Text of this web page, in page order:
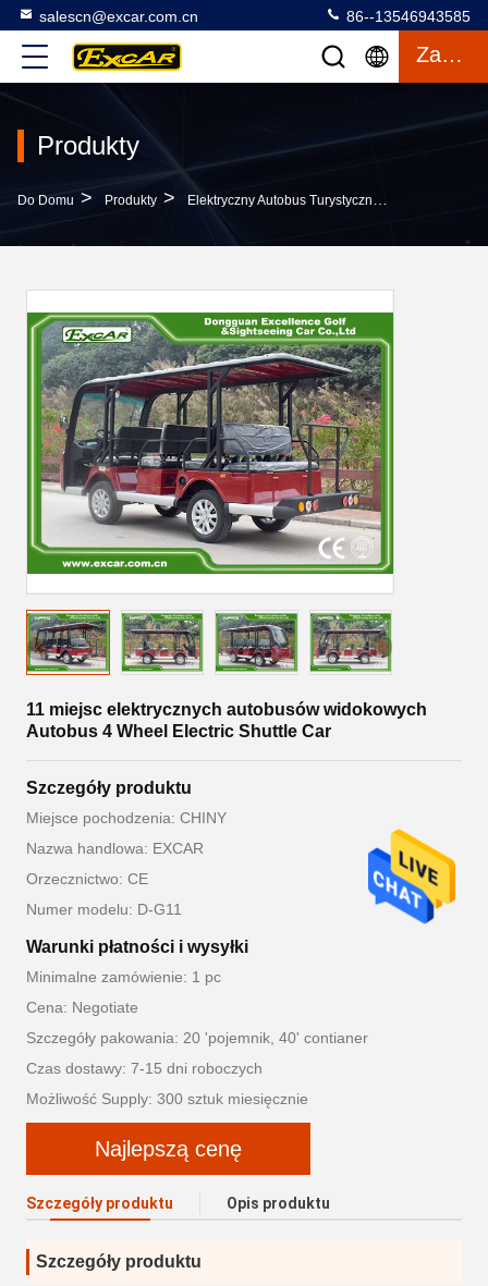
salescn@excar.com.cn 86--13546943585
Zacytować
Produkty
Do Domu > Produkty > Elektryczny Autobus Turystyczny >
11 miejsc elektrycznych autobusów widokowych
Autobus 4 Wheel Electric Shuttle Car
Szczegóły produktu
Miejsce pochodzenia: CHINY
Nazwa handlowa: EXCAR
Orzecznictwo: CE
Numer modelu: D-G11
Warunki płatności i wysyłki
Minimalne zamówienie: 1 pc
Cena: Negotiate
Szczegóły pakowania: 20 'pojemnik, 40' contianer
Czas dostawy: 7-15 dni roboczych
Możliwość Supply: 300 sztuk miesięcznie
Najlepszą cenę
Szczegóły produktu Opis produktu
Szczegóły produktu